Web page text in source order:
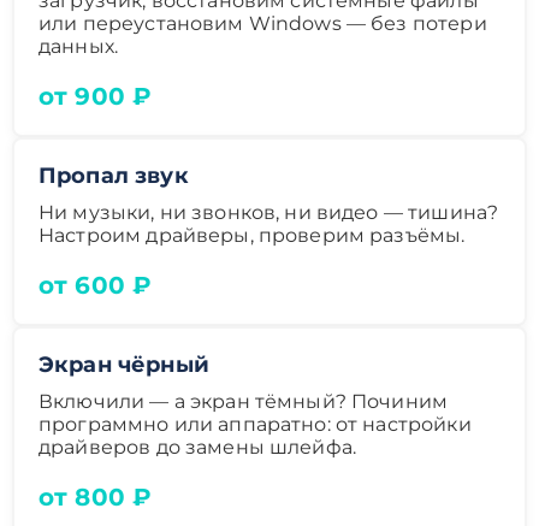
или переустановим Windows — без потери
данных.
от 900 ₽
Пропал звук
Ни музыки, ни звонков, ни видео — тишина?
Настроим драйверы, проверим разъёмы.
от 600 ₽
Экран чёрный
Включили — а экран тёмный? Починим
программно или аппаратно: от настройки
драйверов до замены шлейфа.
от 800 ₽